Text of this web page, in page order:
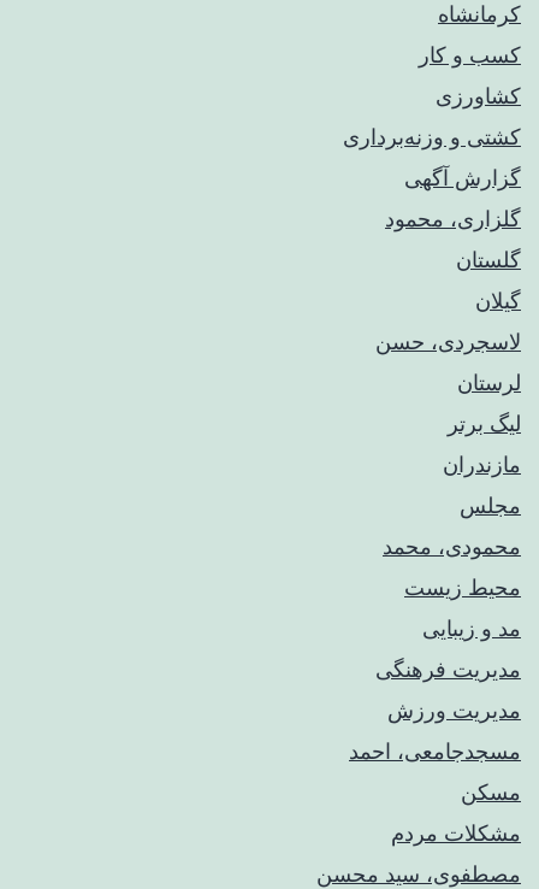
کرمانشاه
کسب و کار
کشاورزی
کشتی و وزنه‌برداری
گزارش آگهی
گلزاری، محمود
گلستان
گیلان
لاسجردی، حسن
لرستان
لیگ برتر
مازندران
مجلس
محمودی، محمد
محیط زیست
مد و زیبایی
مدیریت فرهنگی
مدیریت ورزش
مسجدجامعی، احمد
مسکن
مشکلات مردم
مصطفوی، سید محسن